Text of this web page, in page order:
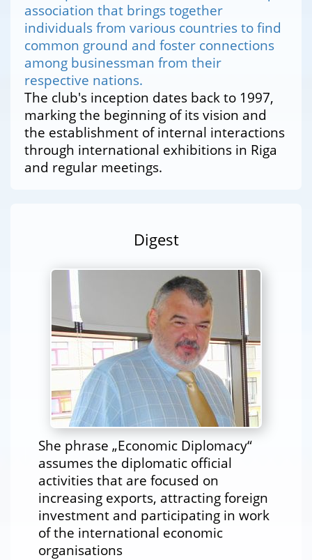
association that brings together
individuals from various countries to find
common ground and foster connections
among businessman from their
respective nations.
The club's inception dates back to 1997,
marking the beginning of its vision and
the establishment of internal interactions
through international exhibitions in Riga
and regular meetings.
Digest
She phrase „Economic Diplomacy“
assumes the diplomatic official
activities that are focused on
increasing exports, attracting foreign
investment and participating in work
of the international economic
organisations